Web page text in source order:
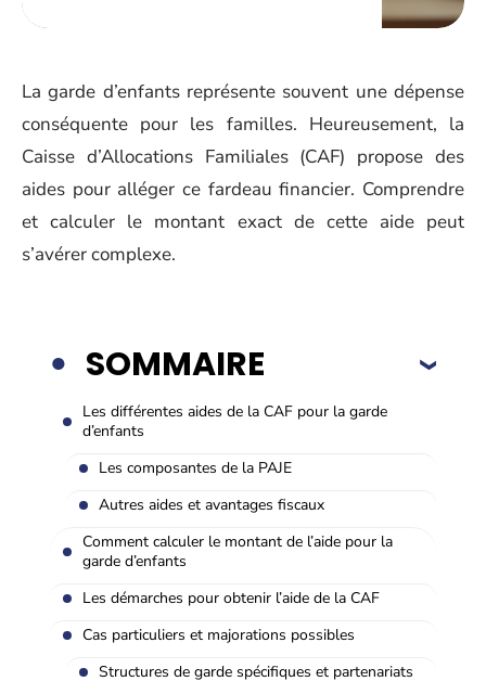
La garde d’enfants représente souvent une dépense
conséquente pour les familles. Heureusement, la
Caisse d’Allocations Familiales (CAF) propose des
aides pour alléger ce fardeau financier. Comprendre
et calculer le montant exact de cette aide peut
s’avérer complexe.
SOMMAIRE
Les différentes aides de la CAF pour la garde
d’enfants
Les composantes de la PAJE
Autres aides et avantages fiscaux
Comment calculer le montant de l’aide pour la
garde d’enfants
Les démarches pour obtenir l’aide de la CAF
Cas particuliers et majorations possibles
Structures de garde spécifiques et partenariats